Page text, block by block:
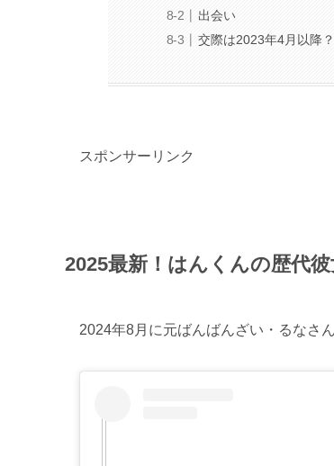
出会い
交際は2023年4月以降？
スポンサーリンク
2025最新！はんくんの歴代
2024年8月に元ばんばんざい・るなさ